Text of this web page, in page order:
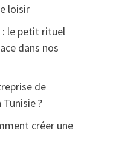
loisir
: le petit rituel
dans nos
de
?
créer une